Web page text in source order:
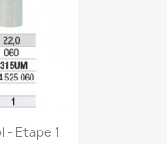
- Etape 1